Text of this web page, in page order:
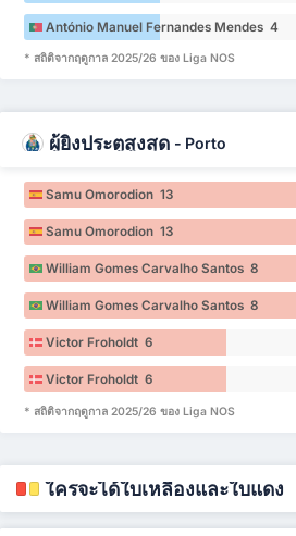
António Manuel Fernandes Mendes 4
* สถิติจากฤดูกาล 2025/26 ของ Liga NOS
ผู้ยิงประตูสูงสุด - Porto
Samu Omorodion 13
Samu Omorodion 13
William Gomes Carvalho Santos 8
William Gomes Carvalho Santos 8
Victor Froholdt 6
Victor Froholdt 6
* สถิติจากฤดูกาล 2025/26 ของ Liga NOS
ใครจะได้ใบเหลืองและใบแดง